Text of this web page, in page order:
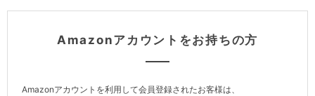
Amazonアカウントをお持ちの方
Amazonアカウントを利用して会員登録されたお客様は、